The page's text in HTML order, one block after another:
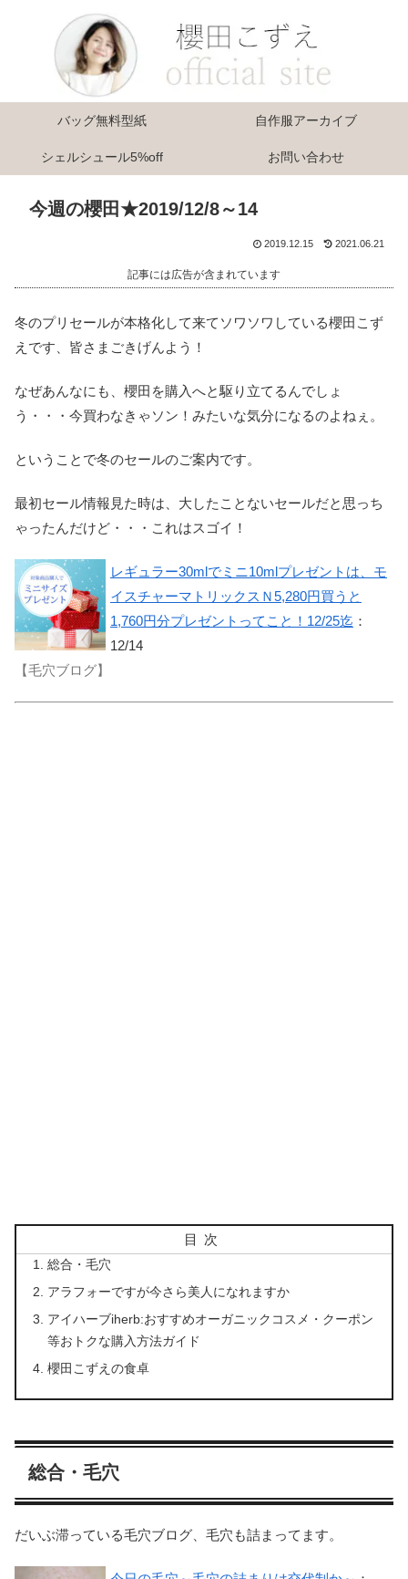
バッグ無料型紙 自作服アーカイブ
シェルシュール5%off お問い合わせ
今週の櫻田★2019/12/8～14
2019.12.15 2021.06.21
記事には広告が含まれています
冬のプリセールが本格化して来てソワソワしている櫻田こず
えです、皆さまごきげんよう！
なぜあんなにも、櫻田を購入へと駆り立てるんでしょ
う・・・今買わなきゃソン！みたいな気分になるのよねぇ。
ということで冬のセールのご案内です。
最初セール情報見た時は、大したことないセールだと思っち
ゃったんだけど・・・これはスゴイ！
レギュラー30mlでミニ10mlプレゼントは、モ
イスチャーマトリックスＮ5,280円買うと
1,760円分プレゼントってこと！12/25迄 ：
12/14
【毛穴ブログ】
目次
総合・毛穴
アラフォーですが今さら美人になれますか
アイハーブiherb:おすすめオーガニックコスメ・クーポン
等おトクな購入方法ガイド
櫻田こずえの食卓
総合・毛穴
だいぶ滞っている毛穴ブログ、毛穴も詰まってます。